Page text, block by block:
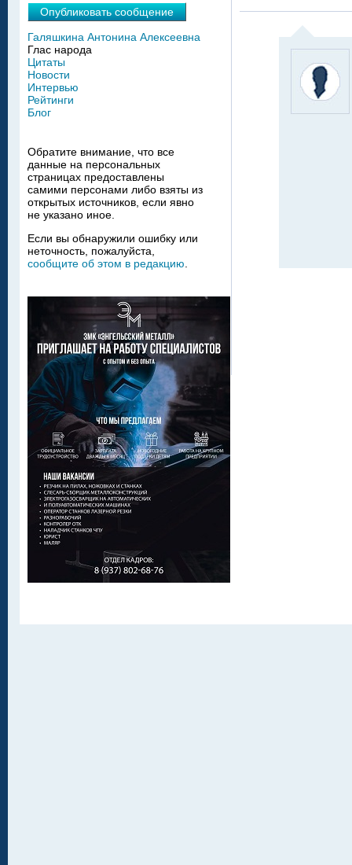
Опубликовать сообщение
Галяшкина Антонина Алексеевна
Глас народа
Цитаты
Новости
Интервью
Рейтинги
Блог
Обратите внимание, что все
данные на персональных
страницах предоставлены
самими персонами либо взяты из
открытых источников, если явно
не указано иное.
Если вы обнаружили ошибку или
неточность, пожалуйста,
сообщите об этом в редакцию